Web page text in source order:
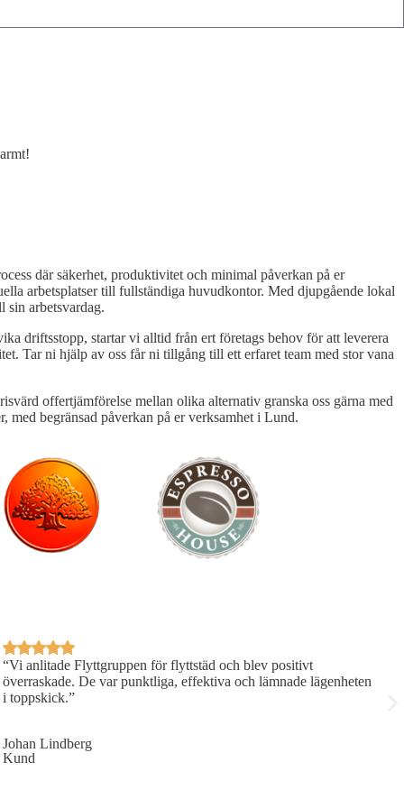
där säkerhet, produktivitet och minimal påverkan på er
arbetsplatser till fullständiga huvudkontor. Med djupgående lokal
sin arbetsvardag.
driftsstopp, startar vi alltid från ert företags behov för att leverera
Tar ni hjälp av oss får ni tillgång till ett erfaret team med stor vana
offertjämförelse mellan olika alternativ granska oss gärna med
begränsad påverkan på er verksamhet i Lund.
“Vi anlitade Flyttgruppen för flyttstäd och blev positivt
överraskade. De var punktliga, effektiva och lämnade lägenheten
i toppskick.”
Johan Lindberg
Kund